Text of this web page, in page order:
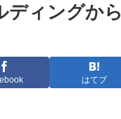
ディングか
はてブ